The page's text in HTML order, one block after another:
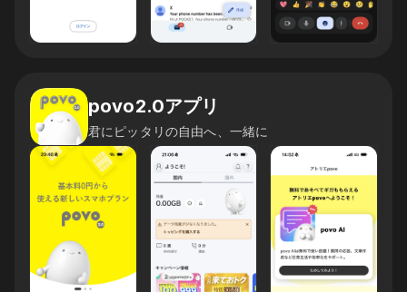
povo2.0アプリ
君にピッタリの自由へ、一緒に